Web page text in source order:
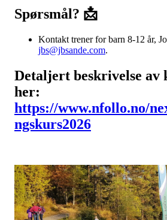
Spørsmål? 📩
Kontakt trener for barn 8-12 år,
jbs@jbsande.com.
Detaljert beskrivelse av
her:
https://www.nfollo.no/
ngskurs2026